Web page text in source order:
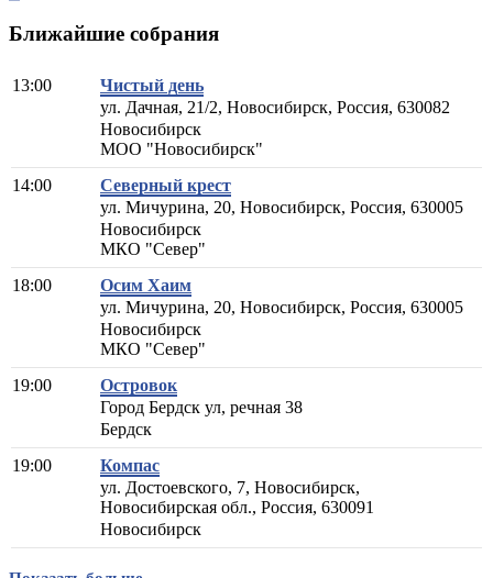
по
Ближайшие собрания
13:00
Чистый день
ул. Дачная, 21/2, Новосибирск, Россия, 630082
Новосибирск
МОО "Новосибирск"
14:00
Северный крест
ул. Мичурина, 20, Новосибирск, Россия, 630005
Новосибирск
МКО "Север"
18:00
Осим Хаим
ул. Мичурина, 20, Новосибирск, Россия, 630005
Новосибирск
МКО "Север"
19:00
Островок
Город Бердск ул, речная 38
Бердск
19:00
Компас
ул. Достоевского, 7, Новосибирск,
Новосибирская обл., Россия, 630091
Новосибирск